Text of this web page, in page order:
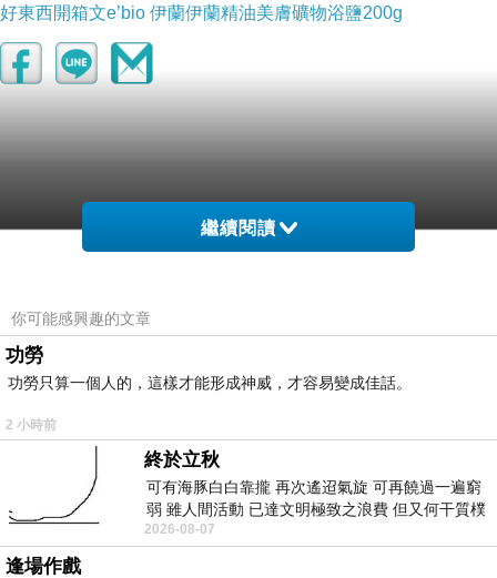
好東西開箱文e’bio 伊蘭伊蘭精油美膚礦物浴鹽200g
繼續閱讀
你可能感興趣的文章
功勞
功勞只算一個人的，這樣才能形成神威，才容易變成佳話。
2 小時前
終於立秋
可有海豚白白靠攏 再次遙迢氣旋 可再饒過一遍窮
弱 雖人間活動 已達文明極致之浪費 但又何干質樸
者 只能白白陪葬
2026-08-07
逢場作戲